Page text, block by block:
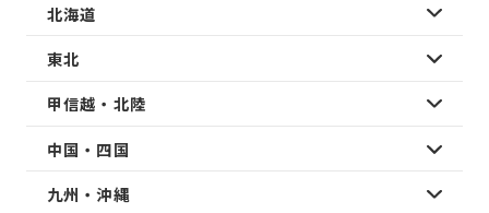
北海道
東北
甲信越・北陸
中国・四国
九州・沖縄